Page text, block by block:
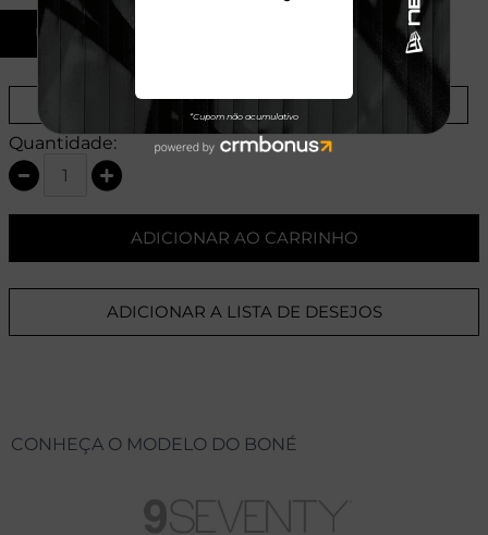
U
Provador Virtual Tabela de Medidas
Quantidade:
ADICIONAR AO CARRINHO
ADICIONAR A LISTA DE DESEJOS
CONHEÇA O MODELO DO BONÉ